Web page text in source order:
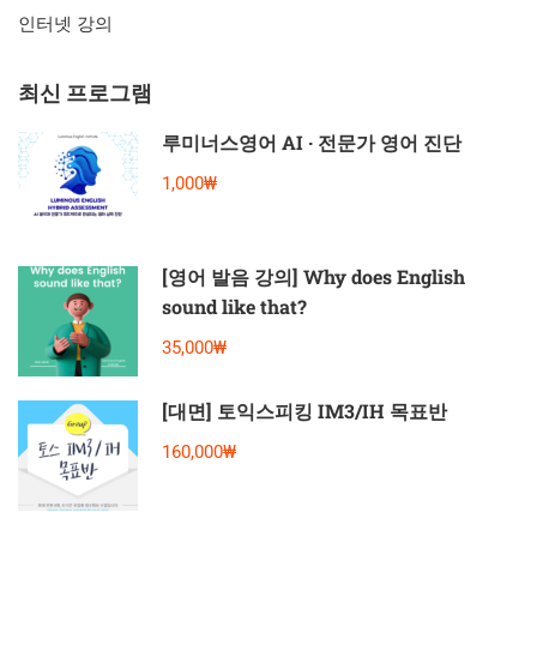
인터넷 강의
최신 프로그램
루미너스영어 AI · 전문가 영어 진단
1,000₩
[영어 발음 강의] Why does English
sound like that?
35,000₩
[대면] 토익스피킹 IM3/IH 목표반
160,000₩